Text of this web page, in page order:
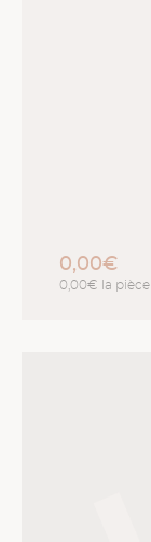
0,00€
0,00€ la pièce